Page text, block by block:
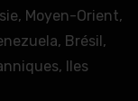
Moyen-Orient,
Brésil,
Iles